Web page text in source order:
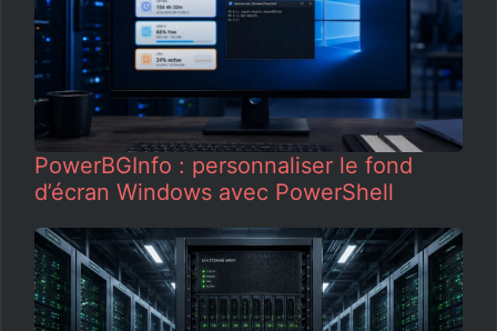
PowerBGInfo : personnaliser le fond
d’écran Windows avec PowerShell